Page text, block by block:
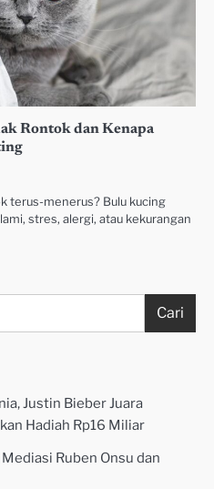
Rontok dan Kenapa
terus-menerus? Bulu kucing
stres, alergi, atau kekurangan
Cari
Justin Bieber Juara
Hadiah Rp16 Miliar
Ruben Onsu dan